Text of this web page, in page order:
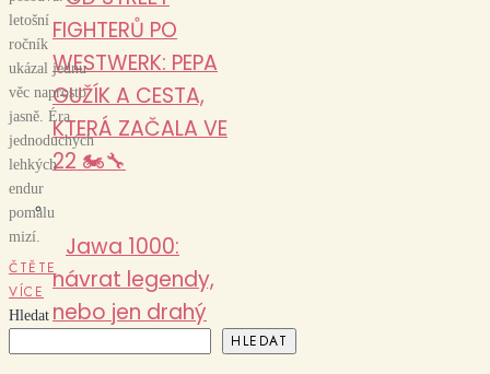
FIGHTERŮ PO
WESTWERK: PEPA
GUŽÍK A CESTA,
KTERÁ ZAČALA VE
22 🏍️🔧
Jawa 1000:
návrat legendy,
nebo jen drahý
letošní
ročník
ukázal jednu
věc naprosto
jasně. Éra
jednoduchých
lehkých
endur
pomalu
mizí.
ČTĚTE
VÍCE
Hledat
HLEDAT